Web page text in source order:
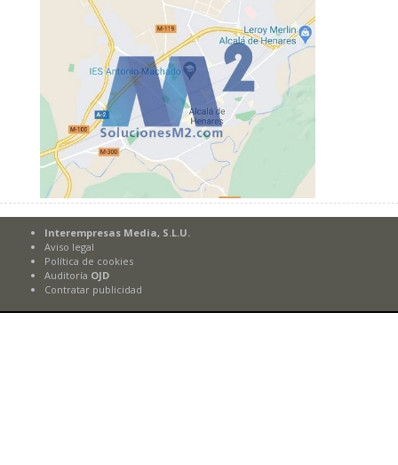
Interempresas Media, S.L.U.
Aviso legal
Política de cookies
Auditoría OJD
Contratar publicidad